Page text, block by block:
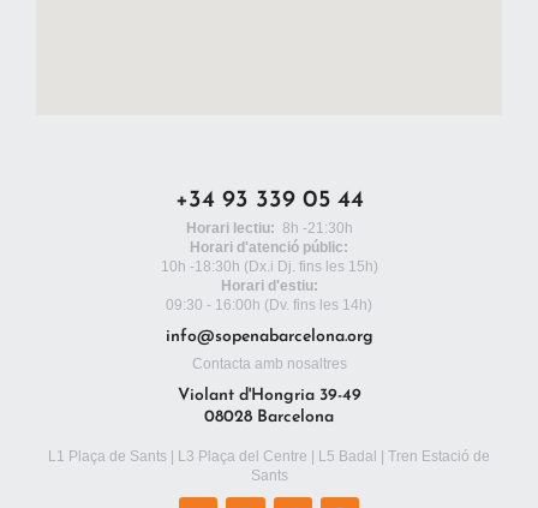
+34 93 339 05 44
Horari lectiu: 8h -21:30h
Horari d'atenció públic:
10h -18:30h (Dx.i Dj. fins les 15h)
Horari d'estiu:
09:30 - 16:00h (Dv. fins les 14h)
info@sopenabarcelona.org
Contacta amb nosaltres
Violant d'Hongria 39-49
08028 Barcelona
L1 Plaça de Sants | L3 Plaça del Centre | L5 Badal | Tren Estació de
Sants